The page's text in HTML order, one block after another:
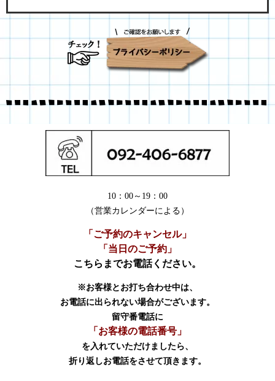
10：00～19：00
（営業カレンダーによる）
「ご予約のキャンセル」
「当日のご予約」
こちらまでお電話ください。
※お客様とお打ち合わせ中は、
お電話に出られない場合がございます。
留守番電話に
「お客様の電話番号」
を入れていただけましたら、
折り返しお電話をさせて頂きます。